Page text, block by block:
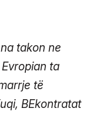
takon ne
ta
të
BEkontratat